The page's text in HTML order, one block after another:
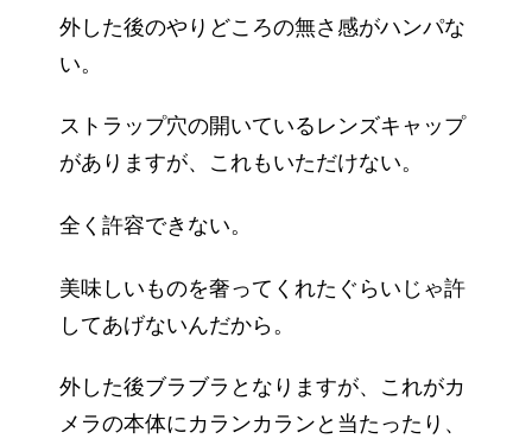
外した後のやりどころの無さ感がハンパな
い。
ストラップ穴の開いているレンズキャップ
がありますが、これもいただけない。
全く許容できない。
美味しいものを奢ってくれたぐらいじゃ許
してあげないんだから。
外した後ブラブラとなりますが、これがカ
メラの本体にカランカランと当たったり、